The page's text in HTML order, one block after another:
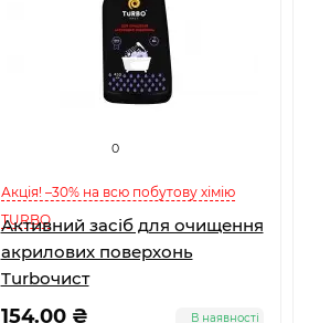
0
Акція! –30% на всю побутову хімію
TURBO
Активний засіб для очищення
акрилових поверхонь
Turboчист
154.00 ₴ В наявності